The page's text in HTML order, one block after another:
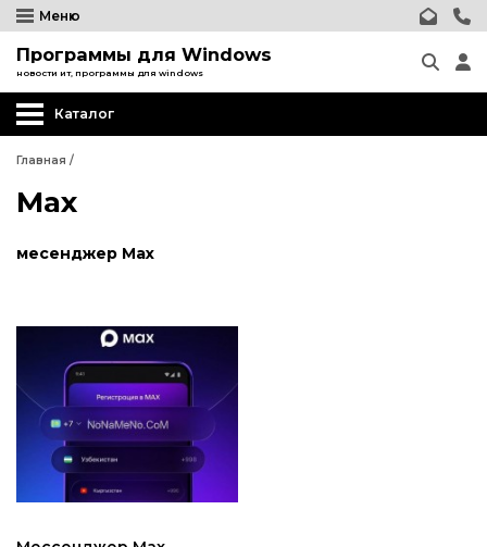
Меню
Программы для Windows
новости ит, программы для windows
Каталог
Главная /
Max
месенджер Max